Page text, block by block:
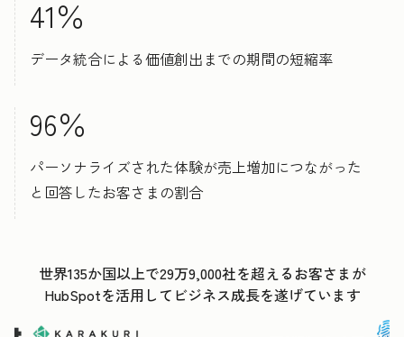
41％
データ統合による価値創出までの期間の短縮率
96％
パーソナライズされた体験が売上増加につながった
と回答したお客さまの割合
世界135か国以上で29万9,000社を超えるお客さまが
HubSpotを活用してビジネス成長を遂げています